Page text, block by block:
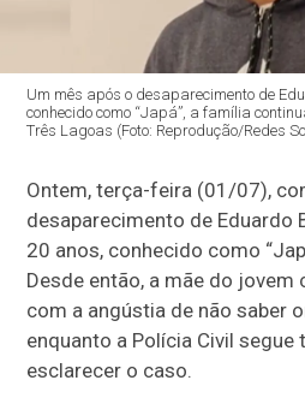
Um mês após o desaparecimento de
conhecido como “Japá”, a família
Três Lagoas (Foto: Reprodução/Redes
Ontem, terça-feira (01/07),
desaparecimento de Eduardo
20 anos, conhecido como
Desde então, a mãe do jovem
com a angústia de não saber
enquanto a Polícia Civil segue
esclarecer o caso.